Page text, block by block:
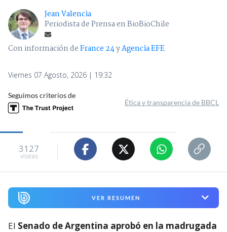
Jean Valencia
Periodista de Prensa en BioBioChile
Con información deFrance 24yAgencia EFE
Viernes 07 Agosto, 2026 | 19:32
Seguimos criterios de
Ética y transparencia de BBCL
3127
visitas
VER RESUMEN
El Senado de Argentina aprobó en la madrugada